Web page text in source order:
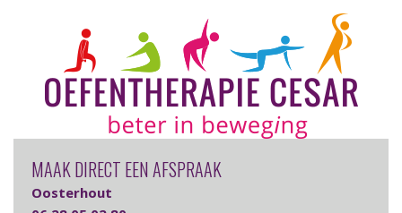
MAAK DIRECT EEN AFSPRAAK
Oosterhout